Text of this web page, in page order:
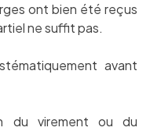
ont bien été reçus
ne suffit pas.
avant
du virement ou du